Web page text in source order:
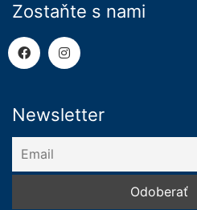
Zostaňte s nami
Newsletter